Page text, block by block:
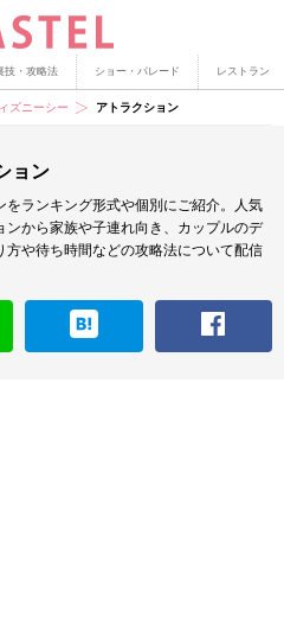
技・攻略法 ショー・パレード レストラン
ズニーシー アトラクション
ョン
ランキング形式や個別にご紹介。人気
から家族や子連れ向き、カップルのデ
や待ち時間などの攻略法について配信